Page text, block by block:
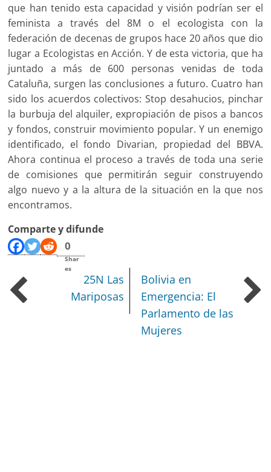
que han tenido esta capacidad y visión podrían ser el
feminista a través del 8M o el ecologista con la
federación de decenas de grupos hace 20 años que dio
lugar a Ecologistas en Acción. Y de esta victoria, que ha
juntado a más de 600 personas venidas de toda
Cataluña, surgen las conclusiones a futuro. Cuatro han
sido los acuerdos colectivos: Stop desahucios, pinchar
la burbuja del alquiler, expropiación de pisos a bancos
y fondos, construir movimiento popular. Y un enemigo
identificado, el fondo Divarian, propiedad del BBVA.
Ahora continua el proceso a través de toda una serie
de comisiones que permitirán seguir construyendo
algo nuevo y a la altura de la situación en la que nos
encontramos.
Comparte y difunde
0
Shar
es
25N Las
Mariposas
Bolivia en
Emergencia: El
Parlamento de las
Mujeres